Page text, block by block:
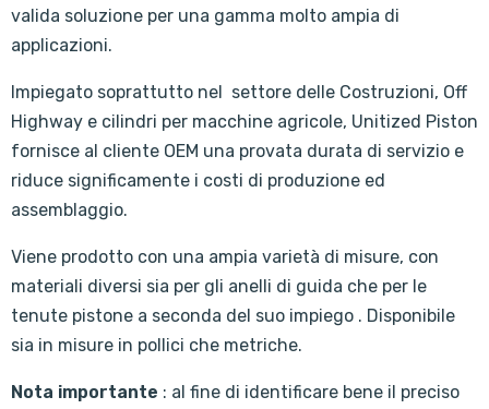
valida soluzione per una gamma molto ampia di
applicazioni.
Impiegato soprattutto nel settore delle Costruzioni, Off
Highway e cilindri per macchine agricole, Unitized Piston
fornisce al cliente OEM una provata durata di servizio e
riduce significamente i costi di produzione ed
assemblaggio.
Viene prodotto con una ampia varietà di misure, con
materiali diversi sia per gli anelli di guida che per le
tenute pistone a seconda del suo impiego . Disponibile
sia in misure in pollici che metriche.
Nota importante : al fine di identificare bene il preciso